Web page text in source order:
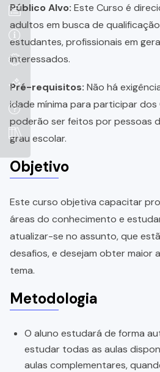
Público Alvo: Este Curso é
adultos em busca de
estudantes, profissionais em
interessados.
Pré-requisitos: Não há
idade mínima para participar dos
poderão ser feitos por pessoas
grau escolar.
Objetivo
Este curso objetiva capacitar
áreas do conhecimento e
atualizar-se no assunto, que
desafios, e desejam obter maior
tema.
Metodologia
O aluno estudará de forma
estudar todas as aulas
aulas complementares,